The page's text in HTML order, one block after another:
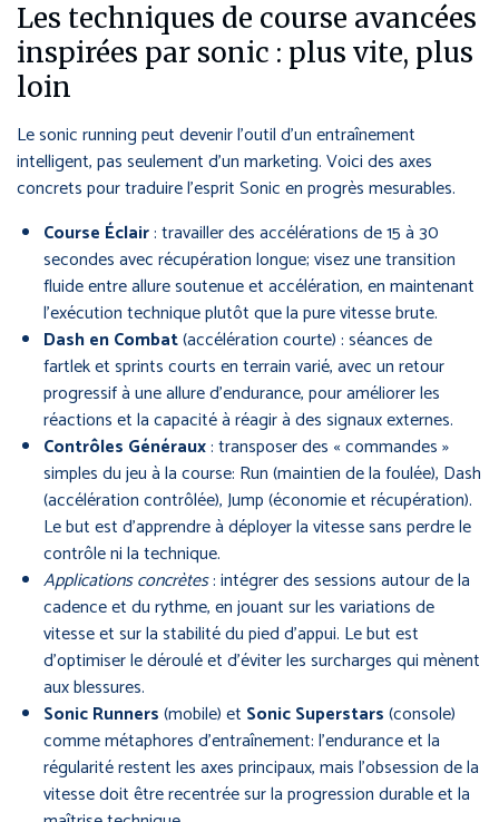
Les techniques de course avancées
inspirées par sonic : plus vite, plus
loin
Le sonic running peut devenir l’outil d’un entraînement
intelligent, pas seulement d’un marketing. Voici des axes
concrets pour traduire l’esprit Sonic en progrès mesurables.
Course Éclair: travailler des accélérations de 15 à 30
secondes avec récupération longue; visez une transition
fluide entre allure soutenue et accélération, en maintenant
l’exécution technique plutôt que la pure vitesse brute.
Dash en Combat(accélération courte) : séances de
fartlek et sprints courts en terrain varié, avec un retour
progressif à une allure d’endurance, pour améliorer les
réactions et la capacité à réagir à des signaux externes.
Contrôles Généraux: transposer des « commandes »
simples du jeu à la course: Run (maintien de la foulée), Dash
(accélération contrôlée), Jump (économie et récupération).
Le but est d’apprendre à déployer la vitesse sans perdre le
contrôle ni la technique.
Applications concrètes: intégrer des sessions autour de la
cadence et du rythme, en jouant sur les variations de
vitesse et sur la stabilité du pied d’appui. Le but est
d’optimiser le déroulé et d’éviter les surcharges qui mènent
aux blessures.
Sonic Runners(mobile) et Sonic Superstars(console)
comme métaphores d’entraînement: l’endurance et la
régularité restent les axes principaux, mais l’obsession de la
vitesse doit être recentrée sur la progression durable et la